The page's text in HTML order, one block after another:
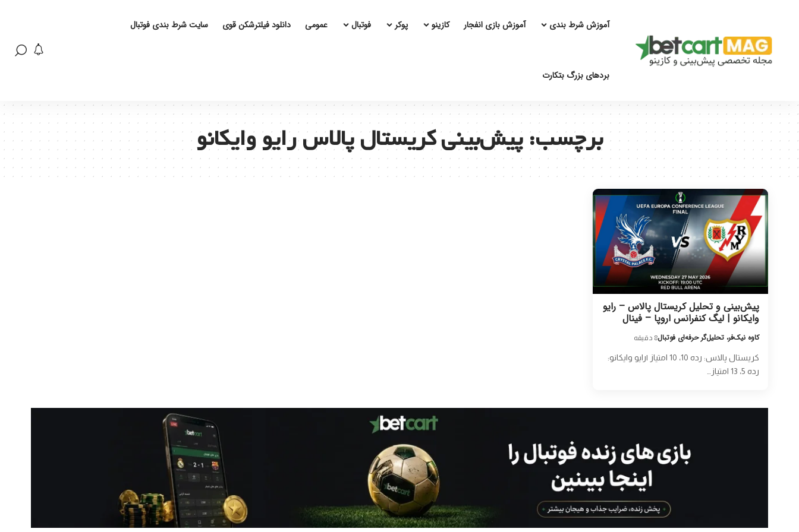
آموزش شرط بندی آموزش بازی انفجار کازینو پوکر فوتبال عمومی دانلود فیلترشکن قوی سایت شرط بندی فوتبال
بردهای بزرگ بتکارت
برچسب:پیش‌بینی کریستال پالاس رایو وایکانو
پیش‌بینی و تحلیل کریستال پالاس – رایو
وایکانو | لیگ کنفرانس اروپا – فینال
کاوه نیک‌فر، تحلیل‌گر حرفه‌ای فوتبال8 دقیقه
کریستال پالاس: رده 10، 10 امتیاز |رایو وایکانو:
رده 5، 13 امتیاز…